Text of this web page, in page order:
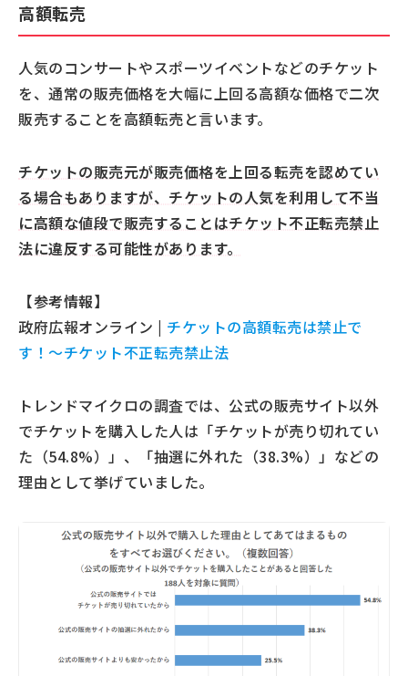
高額転売
人気のコンサートやスポーツイベントなどのチケット
を、通常の販売価格を大幅に上回る高額な価格で二次
販売することを高額転売と言います。
チケットの販売元が販売価格を上回る転売を認めてい
る場合もありますが、チケットの人気を利用して不当
に高額な値段で販売することはチケット不正転売禁止
法に違反する可能性があります。
【参考情報】
政府広報オンライン | チケットの高額転売は禁止で
す！～チケット不正転売禁止法
トレンドマイクロの調査では、公式の販売サイト以外
でチケットを購入した人は「チケットが売り切れてい
た（54.8%）」、「抽選に外れた（38.3%）」などの
理由として挙げていました。